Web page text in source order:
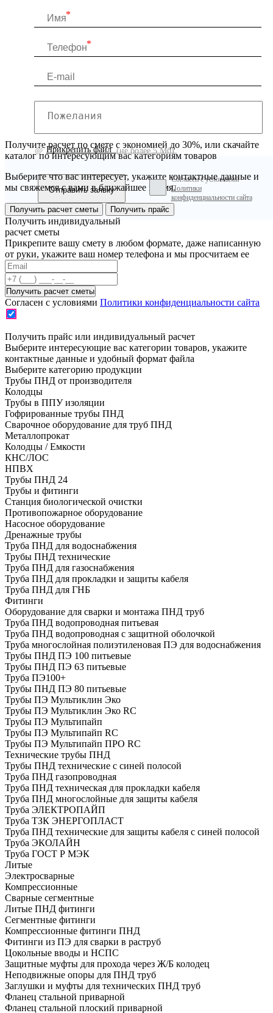
Прикрепить файл(не более 5 Мб)
Согласен с условиями
Политики
конфиденциальности сайта
Получите расчет по смете с экономией до 30%, или скачайте
каталог по интересующим вас категориям товаров
Выберите что вас интересует, укажите контактные данные и
мы свяжемся с вами в ближайшее время.
Получить расчет сметы Получить прайс
Получить индивидуальный
расчет сметы
Прикрепите вашу смету в любом формате, даже написанную
от руки, укажите ваш номер телефона и мы просчитаем ее
Согласен с условиями Политики конфиденциальности сайта
Получить прайс или индивидуальный расчет
Выберите интересующие вас категории товаров, укажите
контактные данные и удобный формат файла
Выберите категорию продукции
Трубы ПНД от производителя
Колодцы
Трубы в ППУ изоляции
Гофрированные трубы ПНД
Сварочное оборудование для труб ПНД
Металлопрокат
Колодцы / Емкости
КНС/ЛОС
НПВХ
Трубы ПНД 24
Трубы и фитинги
Cтанция биологической очистки
Противопожарное оборудование
Насосное оборудование
Дренажные трубы
Труба ПНД для водоснабжения
Трубы ПНД технические
Труба ПНД для газоснабжения
Труба ПНД для прокладки и защиты кабеля
Труба ПНД для ГНБ
Фитинги
Оборудование для сварки и монтажа ПНД труб
Труба ПНД водопроводная питьевая
Труба ПНД водопроводная с защитной оболочкой
Труба многослойная полиэтиленовая ПЭ для водоснабжения
Трубы ПНД ПЭ 100 питьевые
Трубы ПНД ПЭ 63 питьевые
Труба ПЭ100+
Трубы ПНД ПЭ 80 питьевые
Трубы ПЭ Мультиклин Эко
Трубы ПЭ Мультиклин Эко RC
Трубы ПЭ Мультипайп
Трубы ПЭ Мультипайп RC
Трубы ПЭ Мультипайп ПРО RC
Технические трубы ПНД
Трубы ПНД технические с синей полосой
Труба ПНД газопроводная
Труба ПНД техническая для прокладки кабеля
Труба ПНД многослойные для защиты кабеля
Труба ЭЛЕКТРОПАЙП
Труба ТЗК ЭНЕРГОПЛАСТ
Труба ПНД технические для защиты кабеля с синей полосой
Труба ЭКОЛАЙН
Труба ГОСТ Р МЭК
Литые
Электросварные
Компрессионные
Сварные сегментные
Литые ПНД фитинги
Сегментные фитинги
Компрессионные фитинги ПНД
Фитинги из ПЭ для сварки в раструб
Цокольные вводы и НСПС
Защитные муфты для прохода через Ж/Б колодец
Неподвижные опоры для ПНД труб
Заглушки и муфты для технических ПНД труб
Фланец стальной приварной
Фланец стальной плоский приварной